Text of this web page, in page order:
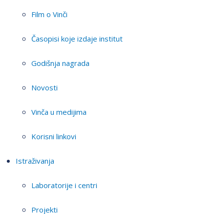
Film o Vinči
Časopisi koje izdaje institut
Godišnja nagrada
Novosti
Vinča u medijima
Korisni linkovi
Istraživanja
Laboratorije i centri
Projekti